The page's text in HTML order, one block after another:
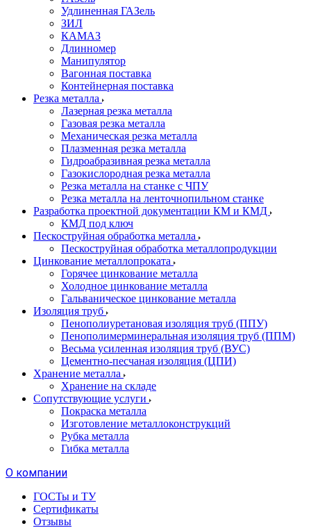
Удлиненная ГАЗель
ЗИЛ
КАМАЗ
Длинномер
Манипулятор
Вагонная поставка
Контейнерная поставка
Резка металла
Лазерная резка металла
Газовая резка металла
Механическая резка металла
Плазменная резка металла
Гидроабразивная резка металла
Газокислородная резка металла
Резка металла на станке с ЧПУ
Резка металла на ленточнопильном станке
Разработка проектной документации КМ и КМД
КМД под ключ
Пескоструйная обработка металла
Пескоструйная обработка металлопродукции
Цинкование металлопроката
Горячее цинкование металла
Холодное цинкование металла
Гальваническое цинкование металла
Изоляция труб
Пенополиуретановая изоляция труб (ППУ)
Пенополимерминеральная изоляция труб (ППМ)
Весьма усиленная изоляция труб (ВУС)
Цементно-песчаная изоляция (ЦПИ)
Хранение металла
Хранение на складе
Сопутствующие услуги
Покраска металла
Изготовление металлоконструкций
Рубка металла
Гибка металла
О компании
ГОСТы и ТУ
Сертификаты
Отзывы